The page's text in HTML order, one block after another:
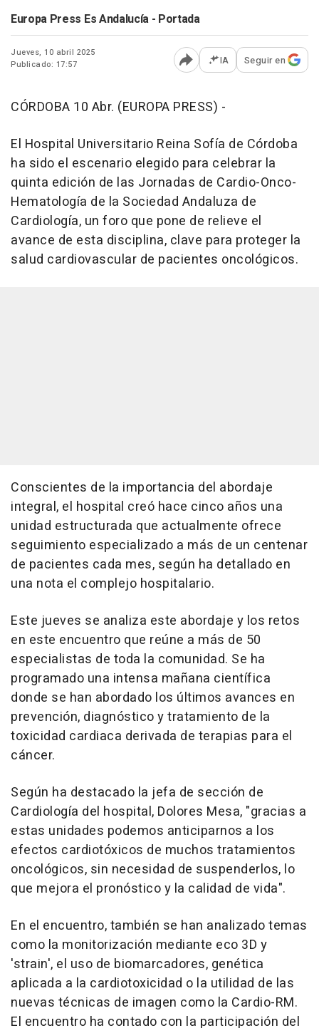
Europa Press Es Andalucía - Portada
Jueves, 10 abril 2025
Publicado: 17:57
Abrir opciones para
IA Seguir en
CÓRDOBA 10 Abr. (EUROPA PRESS) -
El Hospital Universitario Reina Sofía de Córdoba
ha sido el escenario elegido para celebrar la
quinta edición de las Jornadas de Cardio-Onco-
Hematología de la Sociedad Andaluza de
Cardiología, un foro que pone de relieve el
avance de esta disciplina, clave para proteger la
salud cardiovascular de pacientes oncológicos.
Conscientes de la importancia del abordaje
integral, el hospital creó hace cinco años una
unidad estructurada que actualmente ofrece
seguimiento especializado a más de un centenar
de pacientes cada mes, según ha detallado en
una nota el complejo hospitalario.
Este jueves se analiza este abordaje y los retos
en este encuentro que reúne a más de 50
especialistas de toda la comunidad. Se ha
programado una intensa mañana científica
donde se han abordado los últimos avances en
prevención, diagnóstico y tratamiento de la
toxicidad cardiaca derivada de terapias para el
cáncer.
Según ha destacado la jefa de sección de
Cardiología del hospital, Dolores Mesa, "gracias a
estas unidades podemos anticiparnos a los
efectos cardiotóxicos de muchos tratamientos
oncológicos, sin necesidad de suspenderlos, lo
que mejora el pronóstico y la calidad de vida".
En el encuentro, también se han analizado temas
como la monitorización mediante eco 3D y
'strain', el uso de biomarcadores, genética
aplicada a la cardiotoxicidad o la utilidad de las
nuevas técnicas de imagen como la Cardio-RM.
El encuentro ha contado con la participación del